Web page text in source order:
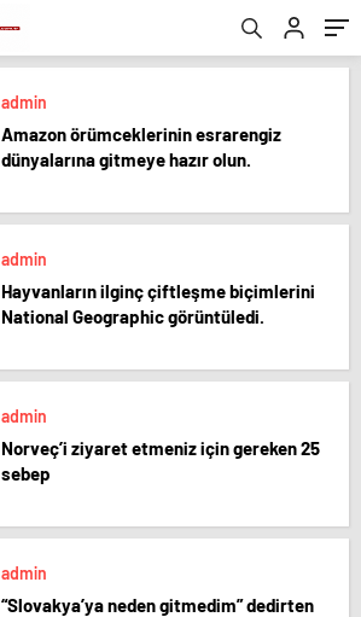
admin
Amazon örümceklerinin esrarengiz
dünyalarına gitmeye hazır olun.
admin
Hayvanların ilginç çiftleşme biçimlerini
National Geographic görüntüledi.
admin
Norveç’i ziyaret etmeniz için gereken 25
sebep
admin
“Slovakya’ya neden gitmedim” dedirten